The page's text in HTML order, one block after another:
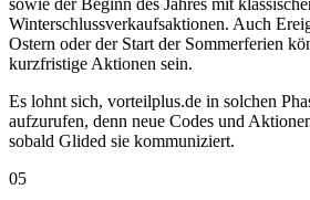
sowie der Beginn des Jahres mit
Winterschlussverkaufsaktionen. Auch
Ostern oder der Start der Sommerferien
kurzfristige Aktionen sein.
Es lohnt sich, vorteilplus.de in solchen
aufzurufen, denn neue Codes und
sobald Glided sie kommuniziert.
05